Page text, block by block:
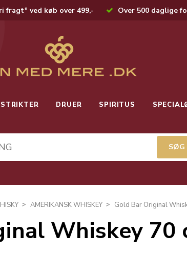
fragt* ved køb over 499,- Over 500 daglige
DRUER SPIRITUS
AMERIKANSK WHISKEY Gold Bar Original
Whiskey 70